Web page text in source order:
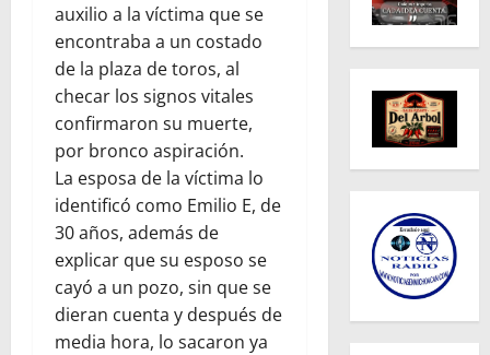
auxilio a la víctima que se
encontraba a un costado
de la plaza de toros, al
checar los signos vitales
confirmaron su muerte,
por bronco aspiración.
La esposa de la víctima lo
identificó como Emilio E, de
30 años, además de
explicar que su esposo se
cayó a un pozo, sin que se
dieran cuenta y después de
media hora, lo sacaron ya